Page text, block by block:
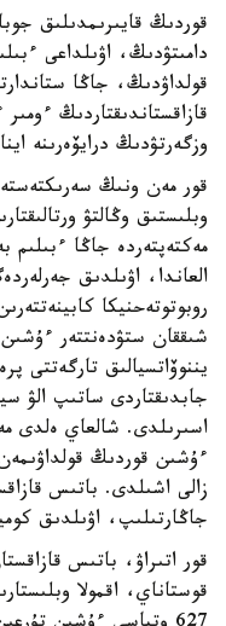
قوردىڭ قايىرىمدىلىق
دامىتۋدىڭ، اۋىلداعى
قولداۋدىڭ، جاڭا
قازاقستاندىقتاردىڭ
وزگەرتۋدىڭ درايۆەرىنە
قور مەن ونىڭ
وبلىستىق وڭالتۋ
مەكتەپتەردە جاڭا ءبىلىم
العاندا، اۋىلدىق
روبوتوتەحنيكا
شىققان ستۋدەنتتەر
يننوۆاتسيالىق تارگەتتى
جابدىقتاردى ساتىپ الۋ
اسىرىلدى. شالعاي ەلدى
جاڭارتىلىپ، اۋىلدىق
قور اتىراۋ، باتىس
قوستاناي، اقمولا